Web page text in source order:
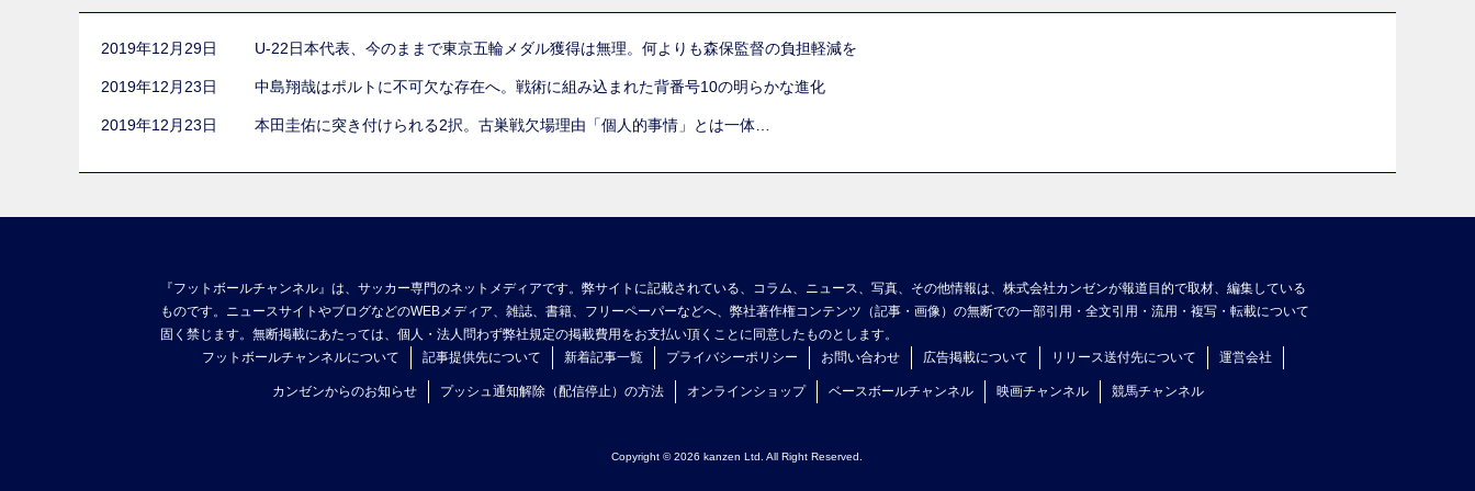
2019年12月29日 U-22日本代表、今のままで東京五輪メダル獲得は無理。何よりも森保監督の負担軽減を
2019年12月23日 中島翔哉はポルトに不可欠な存在へ。戦術に組み込まれた背番号10の明らかな進化
2019年12月23日 本田圭佑に突き付けられる2択。古巣戦欠場理由「個人的事情」とは一体…
『フットボールチャンネル』は、サッカー専門のネットメディアです。弊サイトに記載されている、コラム、ニュース、写真、その他情報は、株式会社カンゼンが報道目的で取材、編集している
ものです。ニュースサイトやブログなどのWEBメディア、雑誌、書籍、フリーペーパーなどへ、弊社著作権コンテンツ（記事・画像）の無断での一部引用・全文引用・流用・複写・転載について
固く禁じます。無断掲載にあたっては、個人・法人問わず弊社規定の掲載費用をお支払い頂くことに同意したものとします。
フットボールチャンネルについて
記事提供先について 新着記事一覧 プライバシーポリシー お問い合わせ 広告掲載について リリース送付先について 運営会社
カンゼンからのお知らせ プッシュ通知解除（配信停止）の方法 オンラインショップ ベースボールチャンネル 映画チャンネル 競馬チャンネル
Copyright © 2026 kanzen Ltd. All Right Reserved.